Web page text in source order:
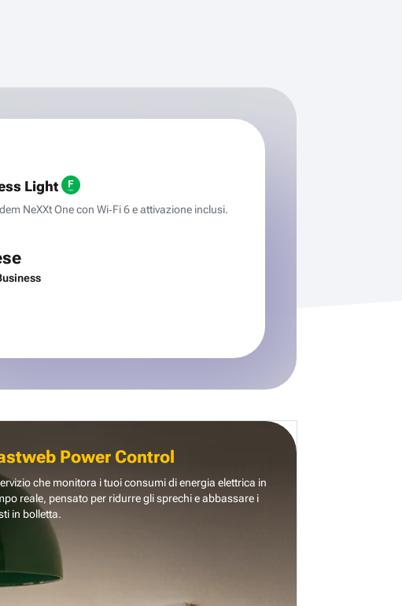
Light
NeXXt One con Wi‑Fi 6 e attivazione inclusi.
Power Control
che monitora i tuoi consumi di energia elettrica in
reale, pensato per ridurre gli sprechi e abbassare i
in bolletta.